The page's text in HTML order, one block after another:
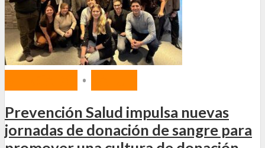
•
Prevención Salud impulsa nuevas
jornadas de donación de sangre para